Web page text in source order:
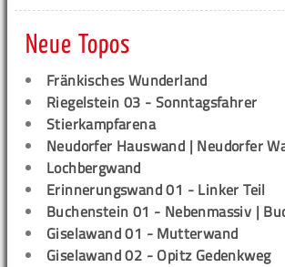
Neue Topos
Fränkisches Wunderland
Riegelstein 03 - Sonntagsfahrer
Stierkampfarena
Neudorfer Hauswand | Neudorfer
Lochbergwand
Erinnerungswand 01 - Linker Teil
Buchenstein 01 - Nebenmassiv |
Giselawand 01 - Mutterwand
Giselawand 02 - Opitz Gedenkweg